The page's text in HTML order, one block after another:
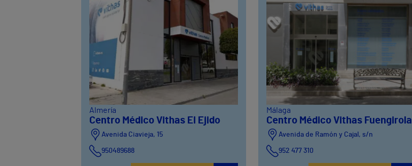
Almería
Centro Médico Vithas El Ejido
Avenida Ciavieja, 15
950489688
Málaga
Centro Médico Vithas Fuengirola
Avenida de Ramón y Cajal, s/n
952 477 310